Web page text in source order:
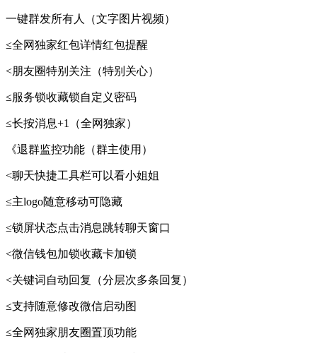
一键群发所有人（文字图片视频）
≤全网独家红包详情红包提醒
<朋友圈特别关注（特别关心）
≤服务锁收藏锁自定义密码
≤长按消息+1（全网独家）
《退群监控功能（群主使用）
<聊天快捷工具栏可以看小姐姐
≤主logo随意移动可隐藏
≤锁屏状态点击消息跳转聊天窗口
<微信钱包加锁收藏卡加锁
<关键词自动回复（分层次多条回复）
≤支持随意修改微信启动图
≤全网独家朋友圈置顶功能